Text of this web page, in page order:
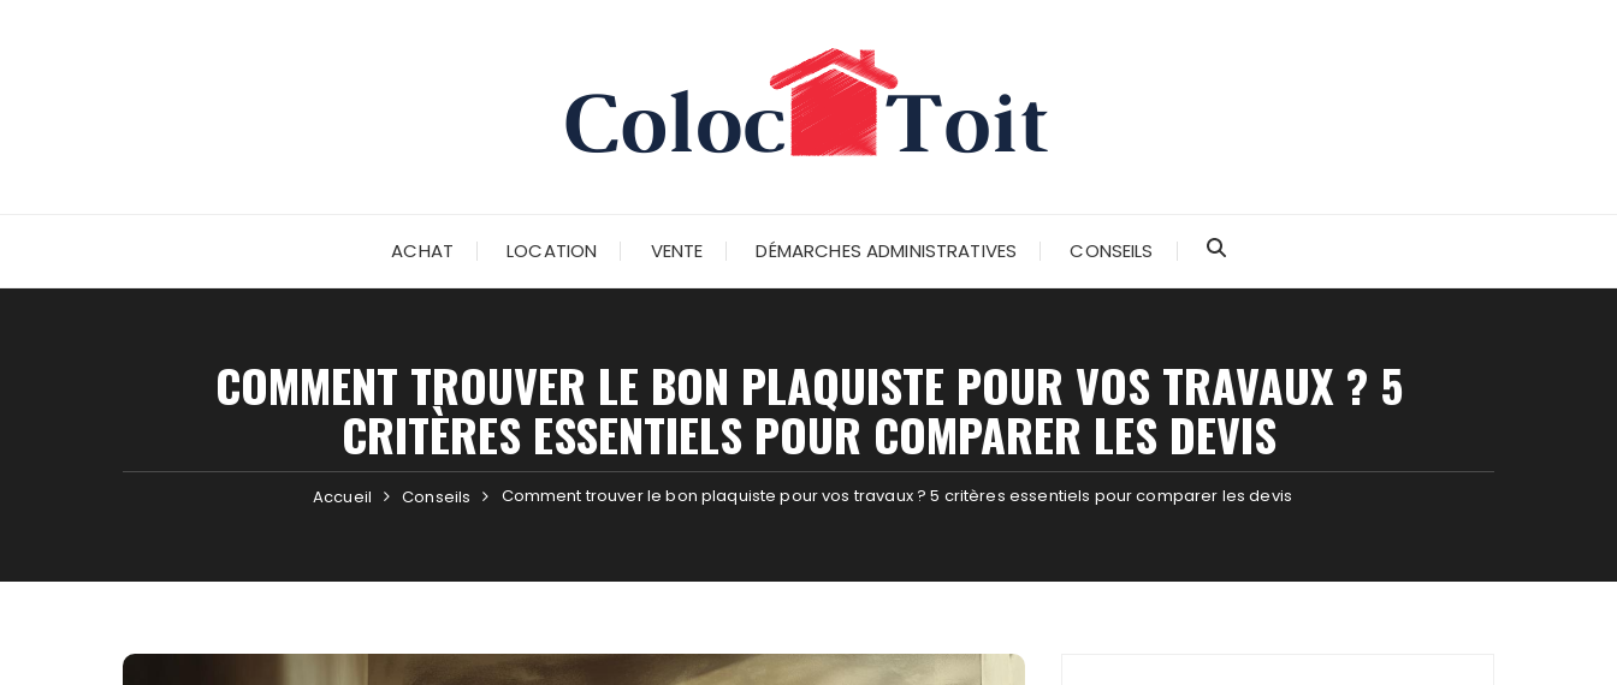
ACHAT LOCATION VENTE DÉMARCHES ADMINISTRATIVES CONSEILS
COMMENT TROUVER LE BON PLAQUISTE POUR VOS TRAVAUX ? 5
CRITÈRES ESSENTIELS POUR COMPARER LES DEVIS
Accueil Conseils Comment trouver le bon plaquiste pour vos travaux ? 5 critères essentiels pour comparer les devis